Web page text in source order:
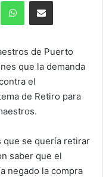
de Puerto
que la demanda
el
de Retiro para
que se quería retirar
saber que el
negado la compra